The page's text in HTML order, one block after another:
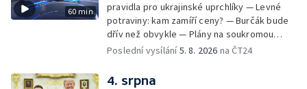
60 min
pravidla pro ukrajinské uprchlíky — Levné
potraviny: kam zamíří ceny? — Burčák bude
dřív než obvykle — Plány na soukromou
orbitální stanici
Poslední vysílání5. 8. 2026 na ČT24
4. srpna